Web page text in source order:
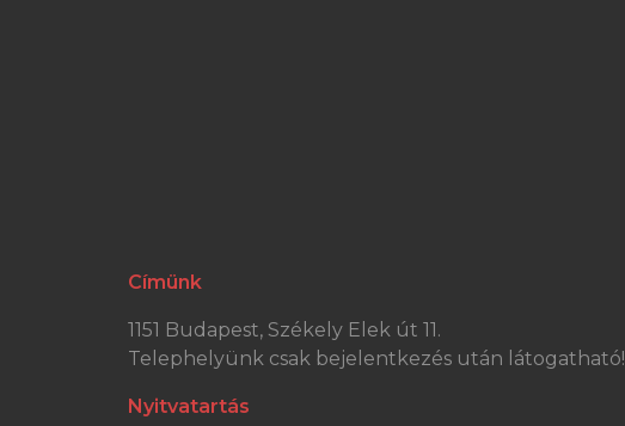
Címünk
1151 Budapest, Székely Elek út 11.
Telephelyünk csak bejelentkezés után látogatható!
Nyitvatartás